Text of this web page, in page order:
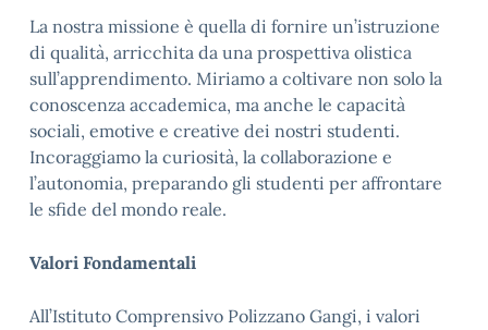
La nostra missione è quella di fornire un’istruzione
di qualità, arricchita da una prospettiva olistica
sull’apprendimento. Miriamo a coltivare non solo la
conoscenza accademica, ma anche le capacità
sociali, emotive e creative dei nostri studenti.
Incoraggiamo la curiosità, la collaborazione e
l’autonomia, preparando gli studenti per affrontare
le sfide del mondo reale.
Valori Fondamentali
All’Istituto Comprensivo Polizzano Gangi, i valori